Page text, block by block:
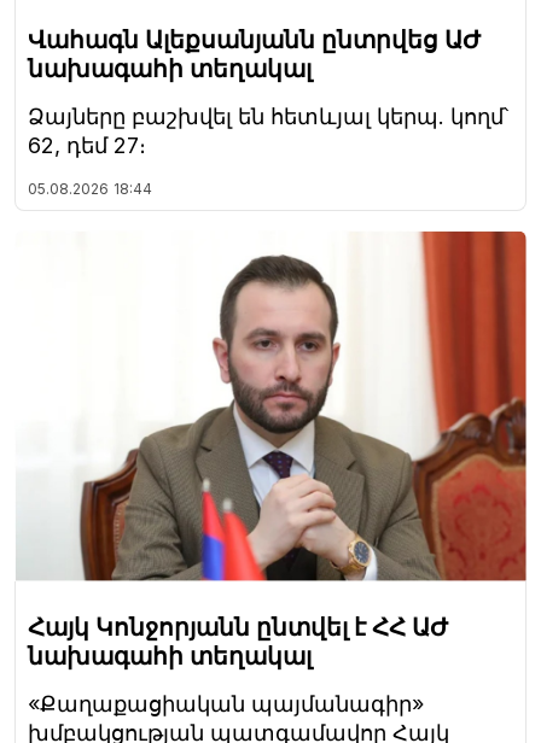
Վահագն Ալեքսանյանն ընտրվեց ԱԺ
նախագահի տեղակալ
Ձայները բաշխվել են հետևյալ կերպ. կողմ՝
62, դեմ 27։
05.08.2026 18:44
Հայկ Կոնջորյանն ընտվել է ՀՀ ԱԺ
նախագահի տեղակալ
«Քաղաքացիական պայմանագիր»
խմբակցության պատգամավոր Հայկ